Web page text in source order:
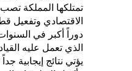
تمتلكها المملكة تصب
الاقتصادي وتفعيل
دوراً أكبر في السنوات
الذي تعمل عليه
يؤتي نتائج إيجابية